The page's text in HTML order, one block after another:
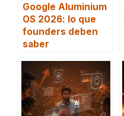
Google Aluminium
OS 2026: lo que
founders deben
saber